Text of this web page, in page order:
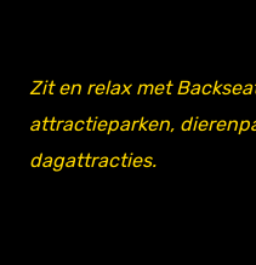
Zit en relax met
attractieparken,
dagattracties.